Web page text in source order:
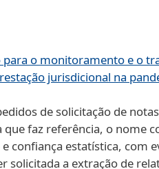
o monitoramento e o
jurisdicional na
de solicitação de
que faz referência, o
confiança estatística, com
solicitada a extração de